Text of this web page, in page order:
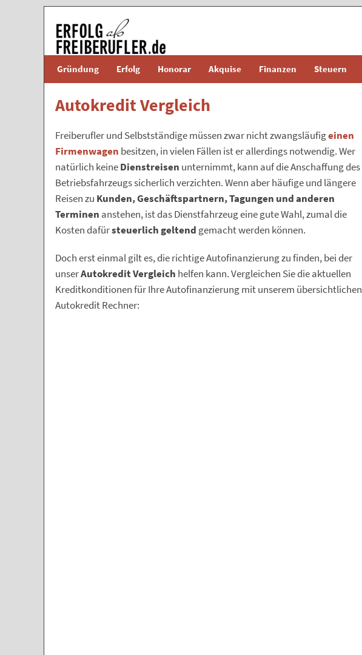
Gründung Erfolg Honorar Akquise Finanzen Steuern
Autokredit Vergleich
Freiberufler und Selbstständige müssen zwar nicht zwangsläufigeinen
Firmenwagen besitzen, in vielen Fällen ist er allerdings notwendig. Wer
natürlich keineDienstreisen unternimmt, kann auf die Anschaffung des
Betriebsfahrzeugs sicherlich verzichten. Wenn aber häufige und längere
Reisen zu Kunden, Geschäftspartnern, Tagungen und anderen
Terminen anstehen, ist das Dienstfahrzeug eine gute Wahl, zumal die
Kosten dafürsteuerlich geltend gemacht werden können.
Doch erst einmal gilt es, die richtige Autofinanzierung zu finden, bei der
unserAutokredit Vergleich helfen kann. Vergleichen Sie die aktuellen
Kreditkonditionen für Ihre Autofinanzierung mit unserem übersichtlichen
Autokredit Rechner: